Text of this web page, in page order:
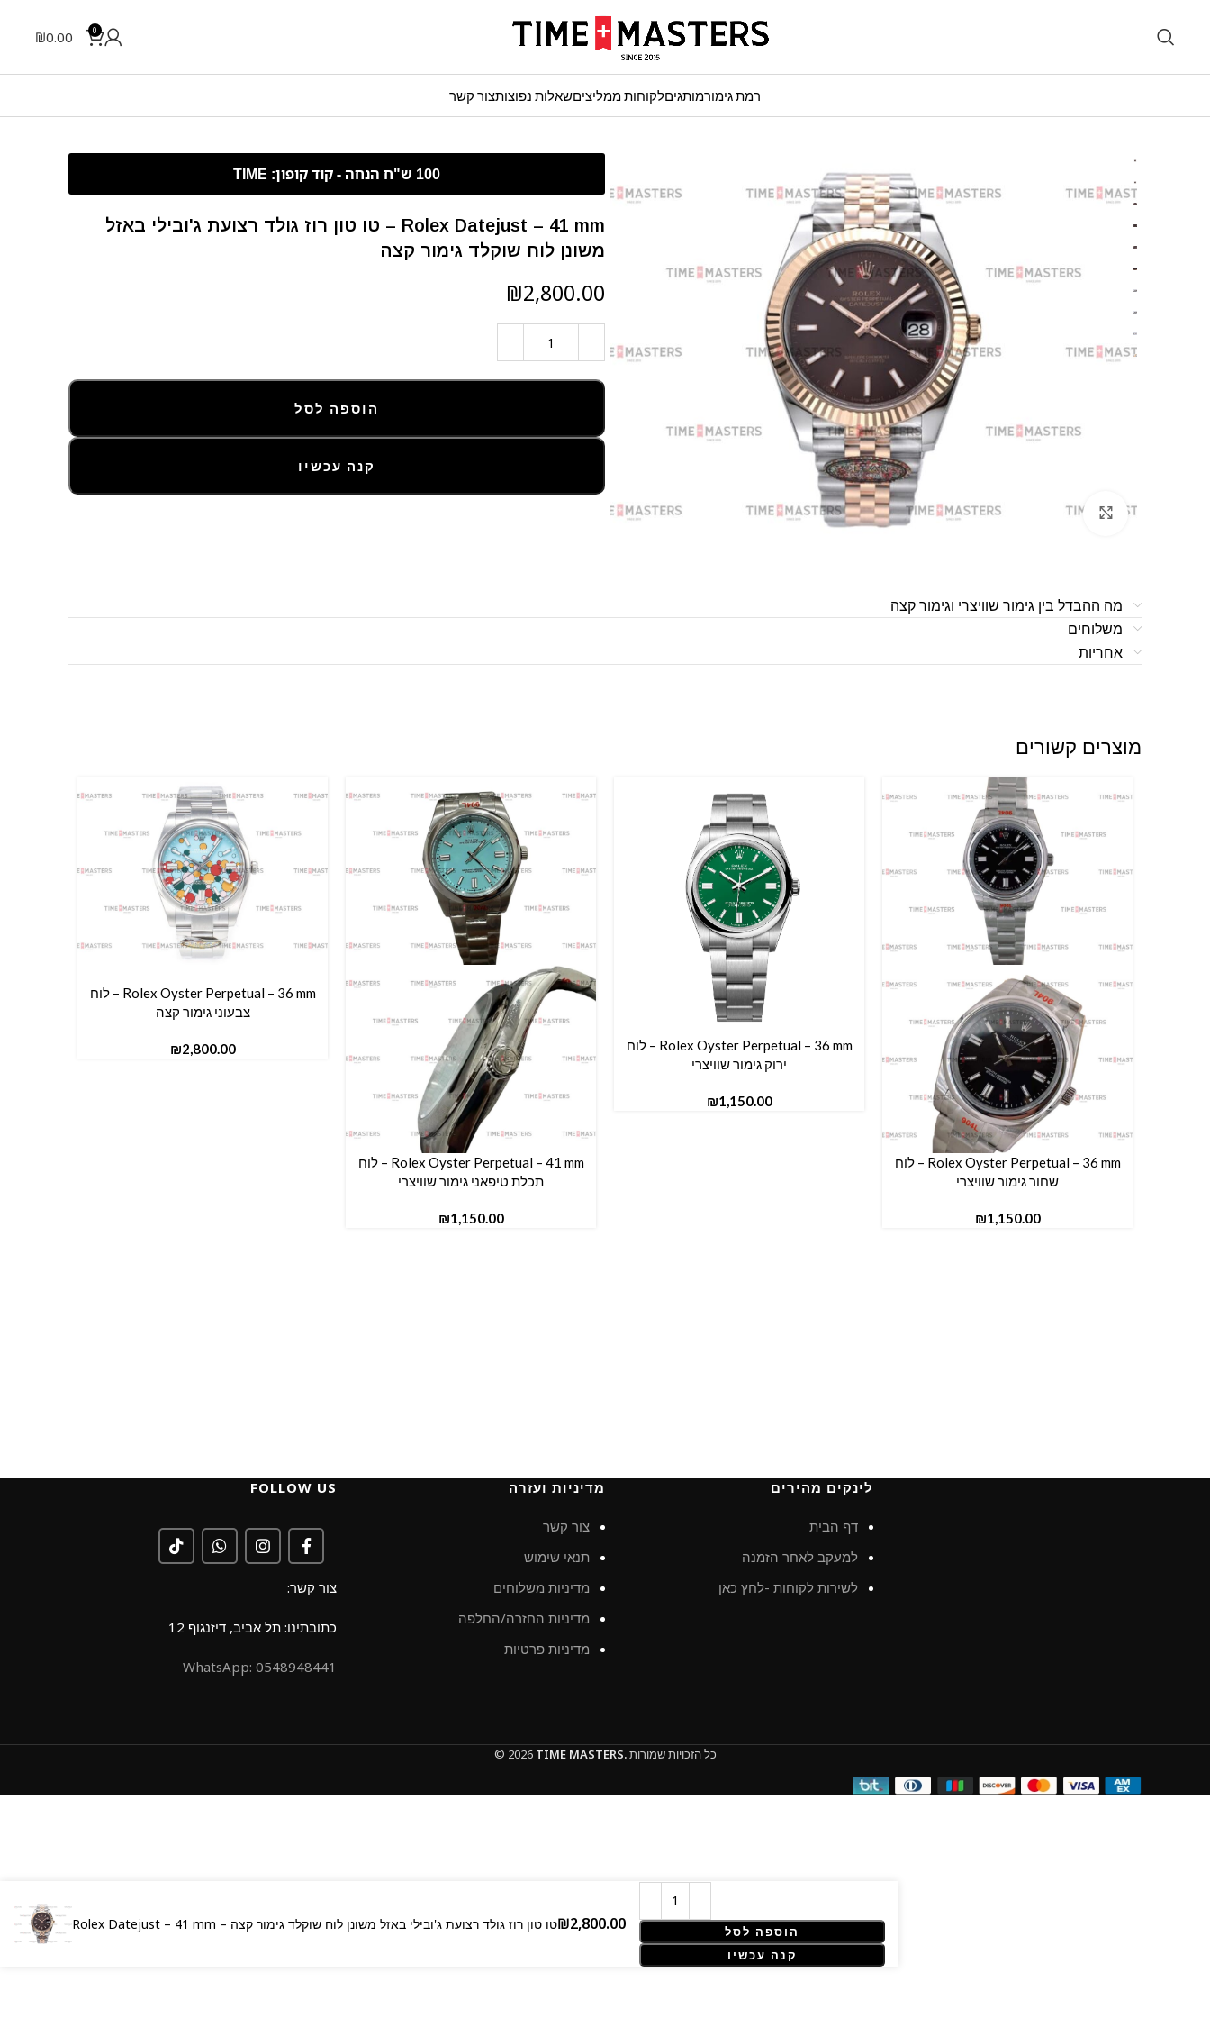
0
₪0.00
רמת גימורמותגיםלקוחות ממליציםשאלות נפוצותצור קשר
לחצו להגדלה
Rolex Datejust – 41 mm – טו טון רוז גולד רצועת ג'ובילי באזל
משונן לוח שוקלד גימור קצה
₪
הוספה לסל
קנה עכשיו
מה ההבדל בין גימור שוויצרי וגימור קצה
משלוחים
אחריות
מוצרים קשורים
הוספה לסל
Rolex Oyster Perpetual – 36 mm – לוח
שחור גימור שוויצרי
₪
הוספה לסל
Rolex Oyster Perpetual – 36 mm – לוח
ירוק גימור שוויצרי
₪
הוספה לסל
Rolex Oyster Perpetual – 41 mm – לוח
תכלת טיפאני גימור שוויצרי
₪
הוספה לסל
Rolex Oyster Perpetual – 36 mm – לוח
צבעוני גימור קצה
₪
לינקים מהירים
דף הבית
למעקב לאחר הזמנה
לשירות לקוחות -לחץ כאן
מדיניות ועזרה
צור קשר
תנאי שימוש
מדיניות משלוחים
מדיניות החזרה/החלפה
מדיניות פרטיות
FOLLOW US
צור קשר:
כתובתינו: תל אביב, דיזנגוף 12
0548948441 :WhatsApp
© 2026 TIME MASTERS.כל הזכויות שמורות
Rolex Datejust – 41 mm – טו טון רוז גולד רצועת ג'ובילי באזל משונן לוח שוקלד גימור קצה
הוספה לסל
קנה עכשיו